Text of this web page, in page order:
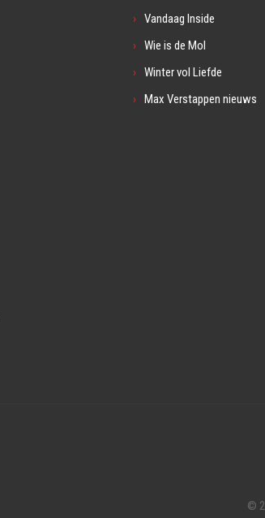
Vandaag Inside
Wie is de Mol
Winter vol Liefde
Max Verstappen nieuws
©